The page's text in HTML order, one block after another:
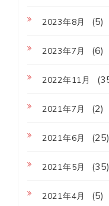
2023年8月 (5)
2023年7月 (6)
2022年11月
2021年7月 (2)
2021年6月 (25)
2021年5月 (35)
2021年4月 (5)